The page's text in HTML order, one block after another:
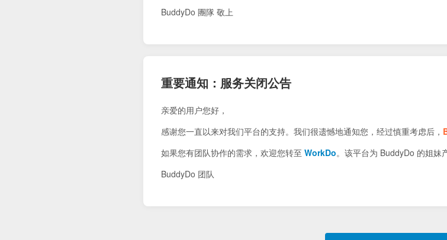
BuddyDo 團隊 敬上
重要通知：服务关闭公告
亲爱的用户您好，
感谢您一直以来对我们平台的支持。我们很遗憾地通知您，经过慎重考虑后，
如果您有团队协作的需求，欢迎您转至 WorkDo。该平台为 BuddyDo 的姐妹
BuddyDo 团队